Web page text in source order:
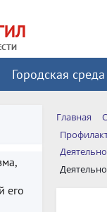
Городская среда
его
Главная